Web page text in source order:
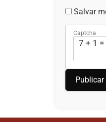
Salvar
Captcha
7 + 1 =